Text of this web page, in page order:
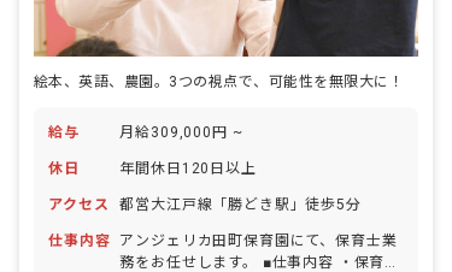
絵本、英語、農園。3つの視点で、可能性を無限大に！
給与 月給309,000円 ~
休日 年間休日120日以上
アクセス 都営大江戸線「勝どき駅」徒歩5分
仕事内容
アンジェリカ田町保育園にて、保育士業
務をお任せします。 ■仕事内容 ・保育園